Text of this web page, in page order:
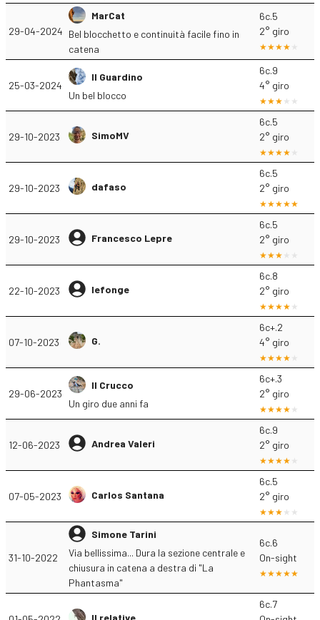
29-04-2024
MarCat
Bel blocchetto e continuità facile fino in
catena
6c.5
2° giro
25-03-2024
Il Guardino
Un bel blocco
6c.9
4° giro
29-10-2023 SimoMV
6c.5
2° giro
29-10-2023 dafaso
6c.5
2° giro
29-10-2023 Francesco Lepre
6c.5
2° giro
22-10-2023 lefonge
6c.8
2° giro
07-10-2023 G.
6c+.2
4° giro
29-06-2023
Il Crucco
Un giro due anni fa
6c+.3
2° giro
12-06-2023 Andrea Valeri
6c.9
2° giro
07-05-2023 Carlos Santana
6c.5
2° giro
31-10-2022
Simone Tarini
Via bellissima... Dura la sezione centrale e
chiusura in catena a destra di "La
Phantasma"
6c.6
On-sight
Il relative
6c.7